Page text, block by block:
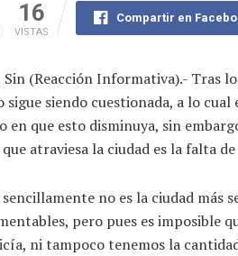
16
VISTAS
Compartir en
(Reacción Informativa).- Tras
sigue siendo cuestionada, a lo
en que esto disminuya, sin
atraviesa la ciudad es la falta
no es la ciudad más
pero pues es imposible
ni tampoco tenemos la